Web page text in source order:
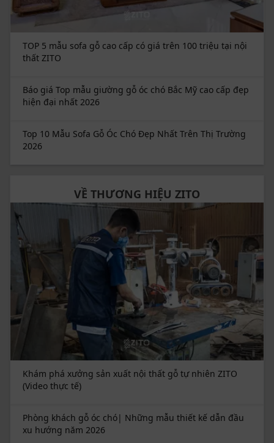
TOP 5 mẫu sofa gỗ cao cấp có giá trên 100 triệu tại nội
thất ZITO
Báo giá Top mẫu giường gỗ óc chó Bắc Mỹ cao cấp đẹp
hiện đại nhất 2026
Top 10 Mẫu Sofa Gỗ Óc Chó Đẹp Nhất Trên Thị Trường
2026
VỀ THƯƠNG HIỆU ZITO
Khám phá xưởng sản xuất nội thất gỗ tự nhiên ZITO
(Video thực tế)
Phòng khách gỗ óc chó| Những mẫu thiết kế dẫn đầu
xu hướng năm 2026